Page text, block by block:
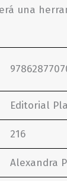
una
Editorial
216
Alexandra